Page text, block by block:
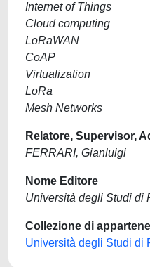
Internet of Things
Cloud computing
LoRaWAN
CoAP
Virtualization
LoRa
Mesh Networks
Relatore, Supervisor,
FERRARI, Gianluigi
Nome Editore
Università degli Studi di
Collezione di
Università degli Studi di